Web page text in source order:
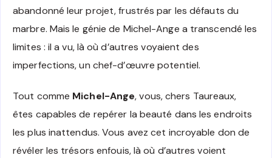
abandonné leur projet, frustrés par les défauts du
marbre. Mais le génie de Michel-Ange a transcendé les
limites : il a vu, là où d’autres voyaient des
imperfections, un chef-d’œuvre potentiel.
Tout comme Michel-Ange, vous, chers Taureaux,
êtes capables de repérer la beauté dans les endroits
les plus inattendus. Vous avez cet incroyable don de
révéler les trésors enfouis, là où d’autres voient